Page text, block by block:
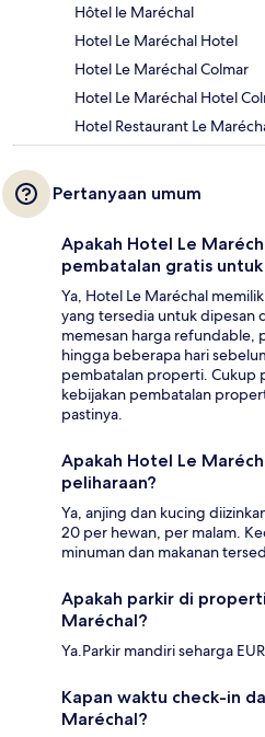
Hôtel le Maréchal
Hotel Le Maréchal Hotel
Hotel Le Maréchal Colmar
Hotel Le Maréchal Hotel
Hotel Restaurant Le
Pertanyaan umum
Apakah Hotel Le
pembatalan gratis
Ya, Hotel Le Maréchal
yang tersedia untuk dipesan
memesan harga refundable,
hingga beberapa hari
pembatalan properti. Cukup
kebijakan pembatalan
pastinya.
Apakah Hotel Le
peliharaan?
Ya, anjing dan kucing
20 per hewan, per malam.
minuman dan makanan
Apakah parkir di
Maréchal?
Ya.Parkir mandiri seharga
Kapan waktu check-in
Maréchal?